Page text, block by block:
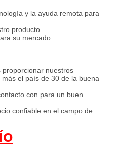
y la ayuda remota para
producto
su mercado
proporcionar nuestros
el país de 30 de la buena
con para un buen
confiable en el campo de